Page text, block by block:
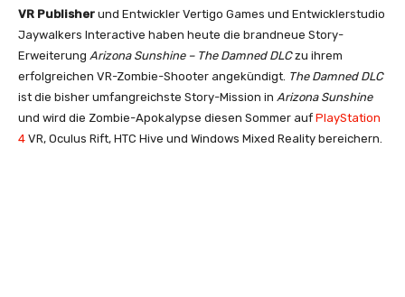
VR Publisher und Entwickler Vertigo Games und Entwicklerstudio
Jaywalkers Interactive haben heute die brandneue Story-
Erweiterung Arizona Sunshine – The Damned DLCzu ihrem
erfolgreichen VR-Zombie-Shooter angekündigt. The Damned DLC
ist die bisher umfangreichste Story-Mission in Arizona Sunshine
und wird die Zombie-Apokalypse diesen Sommer auf PlayStation
4 VR, Oculus Rift, HTC Hive und Windows Mixed Reality bereichern.